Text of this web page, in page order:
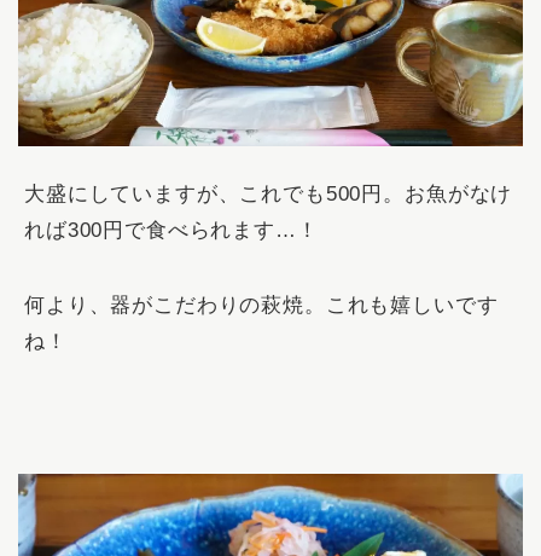
大盛にしていますが、これでも500円。お魚がなけ
れば300円で食べられます…！
何より、器がこだわりの萩焼。これも嬉しいです
ね！